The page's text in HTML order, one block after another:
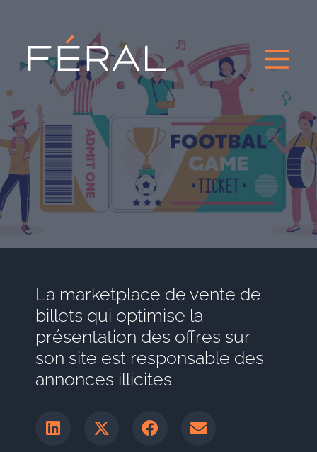
La marketplace de vente de
billets qui optimise la
présentation des offres sur
son site est responsable des
annonces illicites